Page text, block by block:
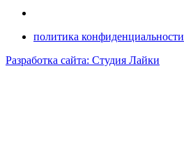
политика конфиденциальности
Разработка сайта: Студия Лайки